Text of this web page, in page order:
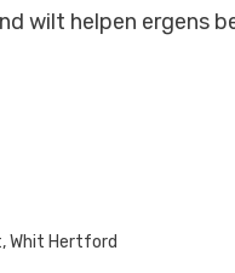
wilt helpen ergens
,Whit Hertford